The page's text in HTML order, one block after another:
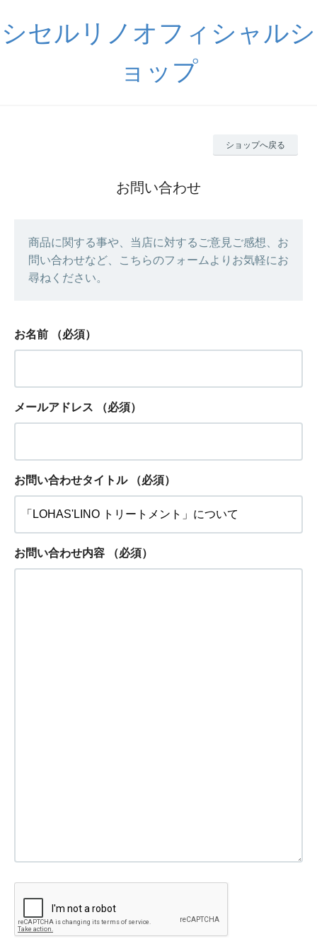
シセルリノオフィシャルシ
ョップ
ショップへ戻る
お問い合わせ
商品に関する事や、当店に対するご意見ご感想、お
問い合わせなど、こちらのフォームよりお気軽にお
尋ねください。
お名前 （必須）
メールアドレス （必須）
お問い合わせタイトル （必須）
お問い合わせ内容 （必須）